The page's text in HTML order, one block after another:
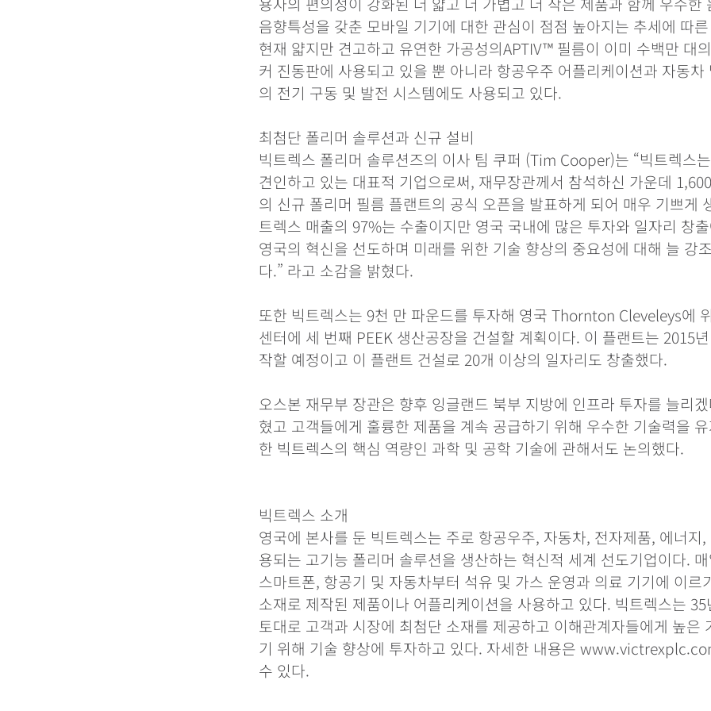
음향특성을 갖춘 모바일 기기에 대한 관심이 점점 높아지는 추세에 따
현재 얇지만 견고하고 유연한 가공성의APTIV™ 필름이 이미 수백만 대
커 진동판에 사용되고 있을 뿐 아니라 항공우주 어플리케이션과 자동차
의 전기 구동 및 발전 시스템에도 사용되고 있다.
최첨단 폴리머 솔루션과 신규 설비
빅트렉스 폴리머 솔루션즈의 이사 팀 쿠퍼 (Tim Cooper)는 “빅트렉스
견인하고 있는 대표적 기업으로써, 재무장관께서 참석하신 가운데
의 신규 폴리머 필름 플랜트의 공식 오픈을 발표하게 되어 매우 기쁘게
트렉스 매출의 97%는 수출이지만 영국 국내에 많은 투자와 일자리 창
영국의 혁신을 선도하며 미래를 위한 기술 향상의 중요성에 대해 늘 강
다.” 라고 소감을 밝혔다.
또한 빅트렉스는 9천 만 파운드를 투자해 영국 Thornton Cleveleys에
센터에 세 번째 PEEK 생산공장을 건설할 계획이다. 이 플랜트는 2015
작할 예정이고 이 플랜트 건설로 20개 이상의 일자리도 창출했다.
오스본 재무부 장관은 향후 잉글랜드 북부 지방에 인프라 투자를 늘리
혔고 고객들에게 훌륭한 제품을 계속 공급하기 위해 우수한 기술력을
한 빅트렉스의 핵심 역량인 과학 및 공학 기술에 관해서도 논의했다.
빅트렉스 소개
영국에 본사를 둔 빅트렉스는 주로 항공우주, 자동차, 전자제품, 에너지
용되는 고기능 폴리머 솔루션을 생산하는 혁신적 세계 선도기업이다.
스마트폰, 항공기 및 자동차부터 석유 및 가스 운영과 의료 기기에 이르
소재로 제작된 제품이나 어플리케이션을 사용하고 있다. 빅트렉스는
토대로 고객과 시장에 최첨단 소재를 제공하고 이해관계자들에게 높은
기 위해 기술 향상에 투자하고 있다. 자세한 내용은
수 있다.